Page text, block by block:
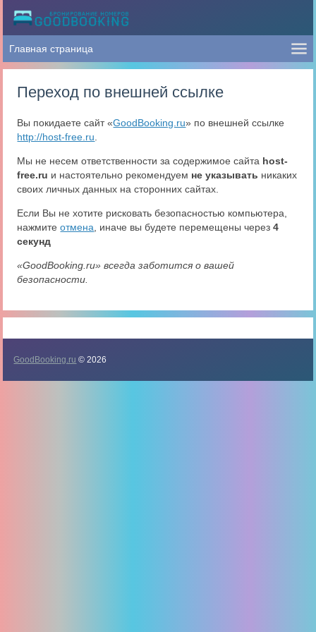
Переход по внешней ссылке
Вы покидаете сайт «GoodBooking.ru» по внешней ссылке
http://host-free.ru
Мы не несем ответственности за содержимое сайта host-
free.ru и настоятельно рекомендуем не указывать никаких
своих личных данных на сторонних сайтах.
Если Вы не хотите рисковать безопасностью компьютера,
нажмитеотмена , иначе вы будете перемещены через4
секунд
«GoodBooking.ru» всегда заботится о вашей
безопасности.
GoodBooking.ru © 2026